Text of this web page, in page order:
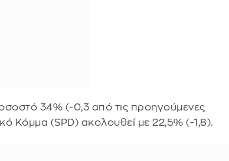
34% (-0,3 από τις προηγούμενες
Κόμμα (SPD) ακολουθεί με 22,5% (-1,8).